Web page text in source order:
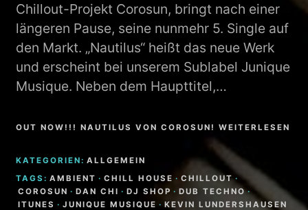
Chillout-Projekt Corosun, bringt nach einer
längeren Pause, seine nunmehr 5. Single auf
den Markt. „Nautilus“ heißt das neue Werk
und erscheint bei unserem Sublabel Junique
Musique. Neben dem Haupttitel,…
OUT NOW!!! NAUTILUS VON COROSUN! WEITERLESEN
KATEGORIEN: ALLGEMEIN
TAGS: AMBIENT · CHILL HOUSE · CHILLOUT ·
COROSUN · DAN CHI · DJ SHOP · DUB TECHNO ·
ITUNES · JUNIQUE MUSIQUE · KEVIN LUNDERSHAUSEN